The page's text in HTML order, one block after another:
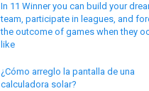
In 11 Winner you can build your
team, participate in leagues, and
the outcome of games when they
like
¿Cómo arreglo la pantalla de una
calculadora solar?